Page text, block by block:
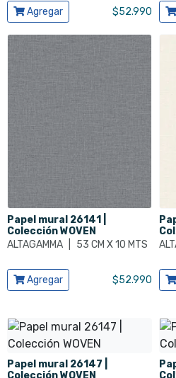
Ver producto
Agregar $52.990
Papel mural 26141 |
Colección WOVEN
ALTAGAMMA
53 CM X 10 MTS
Ver producto
Agregar $52.990
Papel mural 26147 |